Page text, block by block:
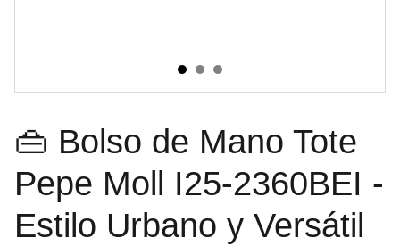
👜 Bolso de Mano Tote
Pepe Moll I25-2360BEI -
Estilo Urbano y Versátil